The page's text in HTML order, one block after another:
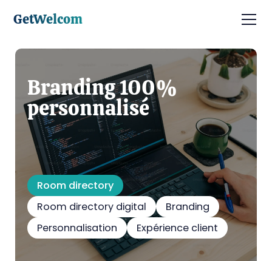
GetWelcom
Branding 100%
personnalisé
Room directory
Room directory digital
Branding
Personnalisation
Expérience client